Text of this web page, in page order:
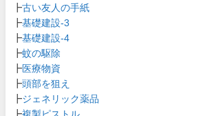
┣古い友人の手紙
┣基礎建設-3
┣基礎建設-4
┣蚊の駆除
┣ 医療物資
┣頭部を狙え
┣ジェネリック薬品